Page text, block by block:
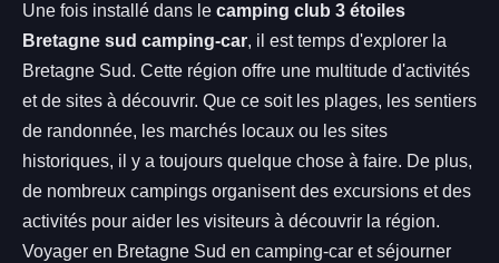
Une fois installé dans le camping club 3 étoiles
Bretagne sud camping-car, il est temps d'explorer la
Bretagne Sud. Cette région offre une multitude d'activités
et de sites à découvrir. Que ce soit les plages, les sentiers
de randonnée, les marchés locaux ou les sites
historiques, il y a toujours quelque chose à faire. De plus,
de nombreux campings organisent des excursions et des
activités pour aider les visiteurs à découvrir la région.
Voyager en Bretagne Sud en camping-car et séjourner